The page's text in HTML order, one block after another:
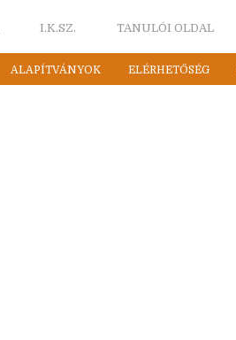
I.K.SZ. TANULÓI OLDAL
ALAPÍTVÁNYOK ELÉRHETŐSÉG